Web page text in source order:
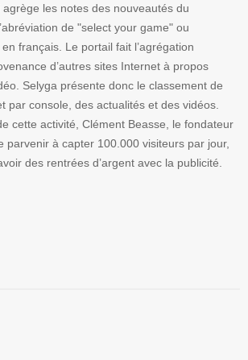
les notes des nouveautés du
de "select your game" ou
français. Le portail fait l’agrégation
d’autres sites Internet à propos
Selyga présente donc le classement de
par console, des actualités et des vidéos.
cette activité, Clément Beasse, le fondateur
parvenir à capter 100.000 visiteurs par jour,
des rentrées d’argent avec la publicité.